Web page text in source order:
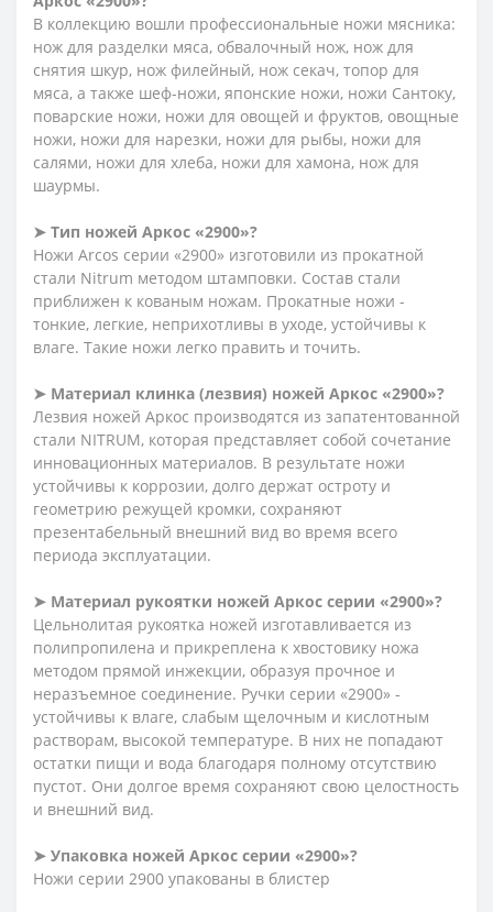
В коллекцию вошли профессиональные ножи мясника:
нож для разделки мяса, обвалочный нож, нож для
снятия шкур, нож филейный, нож секач, топор для
мяса, а также шеф-ножи, японские ножи, ножи Сантоку,
поварские ножи, ножи для овощей и фруктов, овощные
ножи, ножи для нарезки, ножи для рыбы, ножи для
салями, ножи для хлеба, ножи для хамона, нож для
шаурмы.
➤ Тип ножей Аркос «2900»?
Ножи Arcos серии «2900» изготовили из прокатной
стали Nitrum методом штамповки. Состав стали
приближен к кованым ножам. Прокатные ножи -
тонкие, легкие, неприхотливы в уходе, устойчивы к
влаге. Такие ножи легко править и точить.
➤ Материал клинка (лезвия) ножей Аркос «2900»?
Лезвия ножей Аркос производятся из запатентованной
стали NITRUM, которая представляет собой сочетание
инновационных материалов. В результате ножи
устойчивы к коррозии, долго держат остроту и
геометрию режущей кромки, сохраняют
презентабельный внешний вид во время всего
периода эксплуатации.
➤ Материал рукоятки ножей Аркос серии «2900»?
Цельнолитая рукоятка ножей изготавливается из
полипропилена и прикреплена к хвостовику ножа
методом прямой инжекции, образуя прочное и
неразъемное соединение. Ручки серии «2900» -
устойчивы к влаге, слабым щелочным и кислотным
растворам, высокой температуре. В них не попадают
остатки пищи и вода благодаря полному отсутствию
пустот. Они долгое время сохраняют свою целостность
и внешний вид.
➤ Упаковка ножей Аркос серии «2900»?
Ножи серии 2900 упакованы в блистер